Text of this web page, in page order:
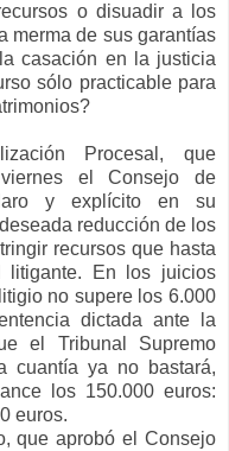
o disuadir a los
merma de sus garantías
casación en la justicia
sólo practicable para
Procesal, que
viernes el Consejo de
y explícito en su
reducción de los
recursos que hasta
litigante. En los juicios
no supere los 6.000
dictada ante la
el Tribunal Supremo
cuantía ya no bastará,
los 150.000 euros:
euros.
que aprobó el Consejo